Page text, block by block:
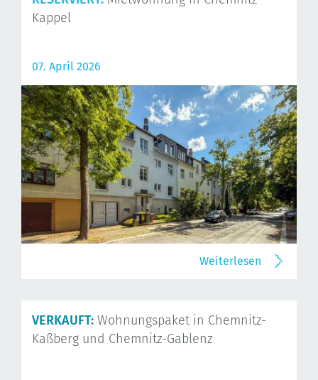
Kappel
07. April 2026
Weiterlesen
VERKAUFT: Wohnungspaket in Chemnitz-
Kaßberg und Chemnitz-Gablenz